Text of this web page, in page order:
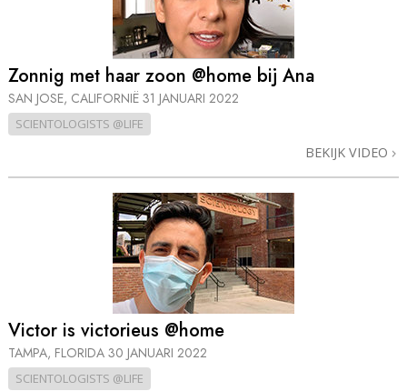
Zonnig met haar zoon @home bij Ana
SAN JOSE, CALIFORNIË 31 JANUARI 2022
SCIENTOLOGISTS @LIFE
BEKIJK VIDEO
Victor is victorieus @home
TAMPA, FLORIDA 30 JANUARI 2022
SCIENTOLOGISTS @LIFE